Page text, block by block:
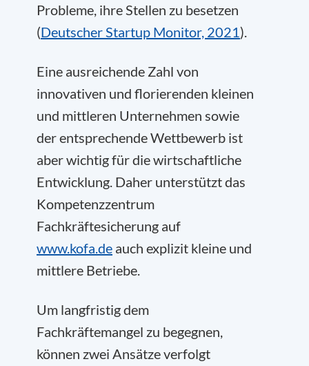
Probleme, ihre Stellen zu besetzen
(Deutscher Startup Monitor, 2021).
Eine ausreichende Zahl von
innovativen und florierenden kleinen
und mittleren Unternehmen sowie
der entsprechende Wettbewerb ist
aber wichtig für die wirtschaftliche
Entwicklung. Daher unterstützt das
Kompetenzzentrum
Fachkräftesicherung auf
www.kofa.de auch explizit kleine und
mittlere Betriebe.
Um langfristig dem
Fachkräftemangel zu begegnen,
können zwei Ansätze verfolgt